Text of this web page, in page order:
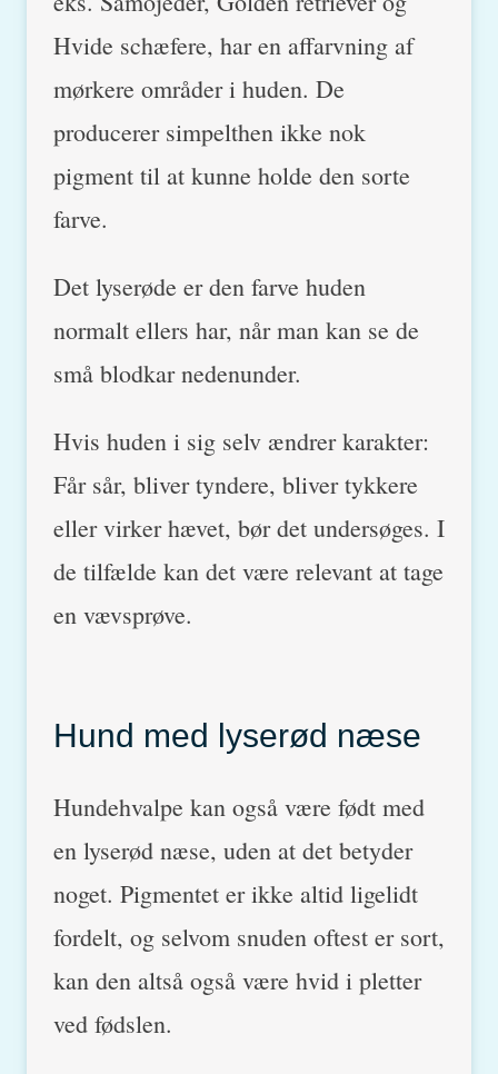
Hvide schæfere, har en affarvning af
mørkere områder i huden. De
producerer simpelthen ikke nok
pigment til at kunne holde den sorte
farve.
Det lyserøde er den farve huden
normalt ellers har, når man kan se de
små blodkar nedenunder.
Hvis huden i sig selv ændrer karakter:
Får sår, bliver tyndere, bliver tykkere
eller virker hævet, bør det undersøges. I
de tilfælde kan det være relevant at tage
en vævsprøve.
Hund med lyserød næse
Hundehvalpe kan også være født med
en lyserød næse, uden at det betyder
noget. Pigmentet er ikke altid ligelidt
fordelt, og selvom snuden oftest er sort,
kan den altså også være hvid i pletter
ved fødslen.